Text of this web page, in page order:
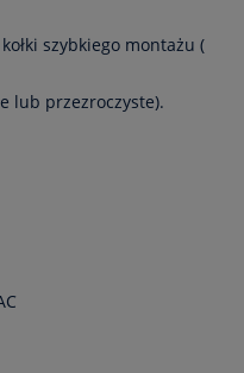
szybkiego montażu (
lub przezroczyste).